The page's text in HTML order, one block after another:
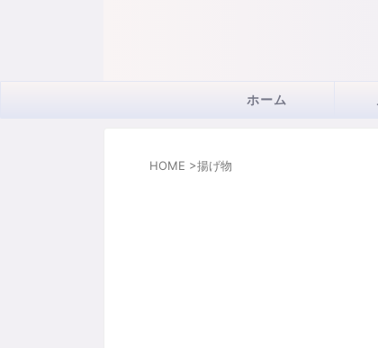
ホーム
HOME >揚げ物